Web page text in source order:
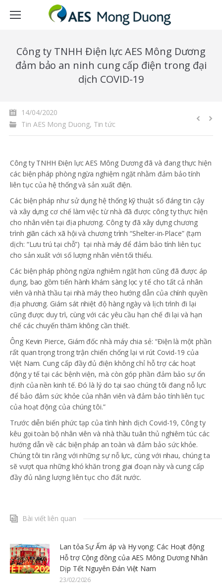
Công ty TNHH Điện lực AES Mông Dương
đảm bảo an ninh cung cấp điện trong đại
dịch COVID-19
14/04/2020
Tin AES Mong Duong, Tin tức
Công ty TNHH Điện lực AES Mông Dương đã và đang thực hiện
các biện pháp phòng ngừa nghiệm ngặt nhằm đảm bảo tính
liên tục của hệ thống và sản xuất điện.
Các biện pháp như sử dụng hệ thống kỹ thuật số đáng tin cậy
và xây dựng cơ chế làm việc từ nhà đã được công ty thực hiện
cho nhân viên tại địa phương. Công ty đã xây dựng chương
trình giãn cách xã hội và chương trình “Shelter-in-Place” (tạm
dịch: “Lưu trú tại chỗ”) tại nhà máy để đảm bảo tính liên tục
cho sản xuất với số lượng nhân viên tối thiểu.
Các biện pháp phòng ngừa nghiêm ngặt hơn cũng đã được áp
dụng, bao gồm tiến hành khám sàng lọc y tế cho tất cả nhân
viên và nhà thầu tại nhà máy theo hướng dẫn của chính quyền
địa phương. Giám sát nhiệt độ hàng ngày và lịch trình đi lại
cũng được duy trì, cùng với các yêu cầu hạn chế đi lại và hạn
chế các chuyến thăm không cần thiết.
Ông Kevin Pierce, Giám đốc nhà máy chia sẻ: “Điện là một phần
rất quan trọng trong trận chiến chống lại vi rút Covid-19 của
Việt Nam. Cung cấp đầy đủ điện không chỉ hỗ trợ các hoạt
động y tế tại các bệnh viện, mà còn góp phần đảm bảo sự ổn
định của nền kinh tế. Đó là lý do tại sao chúng tôi đang nỗ lực
để bảo đảm sức khỏe của nhân viên và đảm bảo tính liên tục
của hoạt động của chúng tôi.”
Trước diễn biến phức tạp của tình hình dịch Covid-19, Công ty
kêu gọi toàn bộ nhân viên và nhà thầu tuân thủ nghiêm túc các
hướng dẫn về các biện pháp an toàn và đảm bảo sức khỏe.
Chúng tôi tin rằng với những sự nỗ lực, cùng với nhau, chúng ta
sẽ vượt qua những khó khăn trong giai đoạn này và cung cấp
đầy đủ năng lượng liên tục cho đất nước.
Bài viết liên quan
Lan tỏa Sự Ấm áp và Hy vọng: Các Hoạt động
Hỗ trợ Cộng đồng của AES Mông Dương Nhân
Dịp Tết Nguyên Đán Việt Nam
23/02/2026